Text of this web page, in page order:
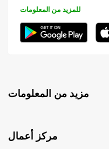
للمزيد من المعلومات
مزيد من المعلومات
مركز أعمال